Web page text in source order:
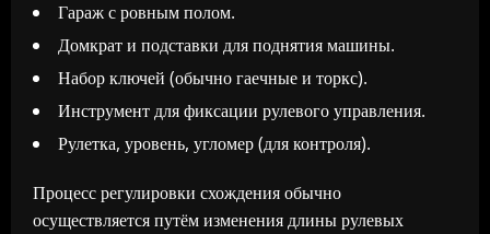
Гараж с ровным полом.
Домкрат и подставки для поднятия машины.
Набор ключей (обычно гаечные и торкс).
Инструмент для фиксации рулевого управления.
Рулетка, уровень, угломер (для контроля).
Процесс регулировки схождения обычно
осуществляется путём изменения длины рулевых